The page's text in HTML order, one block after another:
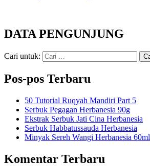
DATA PENGUNJUNG
Cari untuk:
Pos-pos Terbaru
50 Tutorial Ruqyah Mandiri Part 5
Serbuk Pegagan Herbanesia 90g
Ekstrak Serbuk Jati Cina Herbanesia
Serbuk Habbatussauda Herbanesia
Minyak Sereh Wangi Herbanesia 60ml
Komentar Terbaru